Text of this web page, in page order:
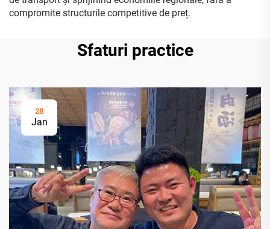
compromite structurile competitive de preț.
Sfaturi practice
28
Jan